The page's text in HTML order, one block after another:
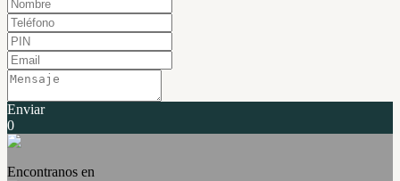
Enviar
0
Encontranos en